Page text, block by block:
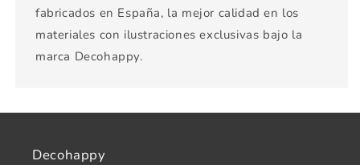
fabricados en España, la mejor calidad en los
materiales con ilustraciones exclusivas bajo la
marca Decohappy.
Decohappy